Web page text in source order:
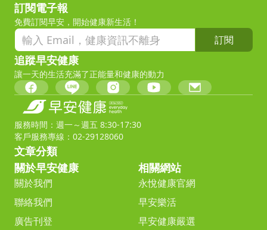
訂閱電子報
免費訂閱早安，開始健康新生活！
訂閱
追蹤早安健康
讓一天的生活充滿了正能量和健康的動力
服務時間：週一～週五 8:30-17:30
客戶服務專線：02-29128060
文章分類
關於早安健康
關於我們
聯絡我們
廣告刊登
相關網站
永悅健康官網
早安樂活
早安健康嚴選